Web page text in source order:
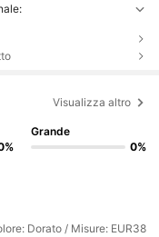
Visualizza altro
Grande
0%
Dorato / Misure: EUR38